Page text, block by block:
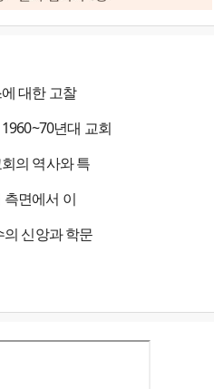
대한 고찰
년대 교회
의 역사와 특
측면에서 이
신앙과 학문